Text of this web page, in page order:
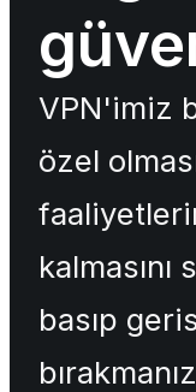
VPN'imiz
özel
kalmasını
basıp